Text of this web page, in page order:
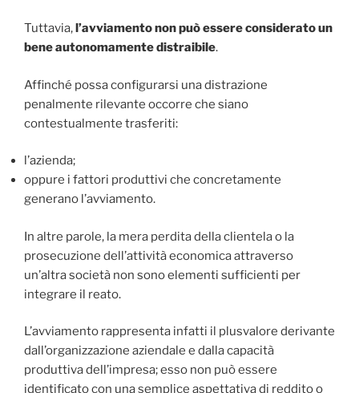
Tuttavia, l’avviamento non può essere considerato un
bene autonomamente distraibile.
Affinché possa configurarsi una distrazione
penalmente rilevante occorre che siano
contestualmente trasferiti:
l’azienda;
oppure i fattori produttivi che concretamente
generano l’avviamento.
In altre parole, la mera perdita della clientela o la
prosecuzione dell’attività economica attraverso
un’altra società non sono elementi sufficienti per
integrare il reato.
L’avviamento rappresenta infatti il plusvalore derivante
dall’organizzazione aziendale e dalla capacità
produttiva dell’impresa; esso non può essere
identificato con una semplice aspettativa di reddito o